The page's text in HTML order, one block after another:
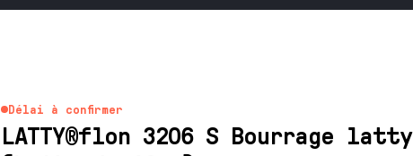
Délai à confirmer
LATTY®flon 3206 S Bourrage latty